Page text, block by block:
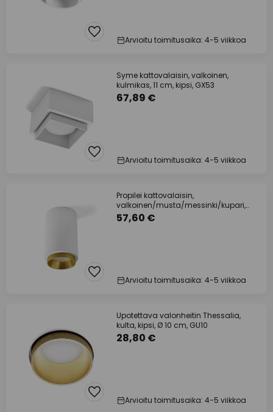
Arvioitu toimitusaika: 4-5 viikkoa
Syme kattovalaisin, valkoinen,
kulmikas, 11 cm, kipsi, GX53
67,89 €
Arvioitu toimitusaika: 4-5 viikkoa
Propilei kattovalaisin,
valkoinen/musta/messinki/kupari,
kipsi
57,60 €
Arvioitu toimitusaika: 4-5 viikkoa
Upotettava valonheitin Thessalia,
kulta, kipsi, Ø 10 cm, GU10
28,80 €
Arvioitu toimitusaika: 4-5 viikkoa